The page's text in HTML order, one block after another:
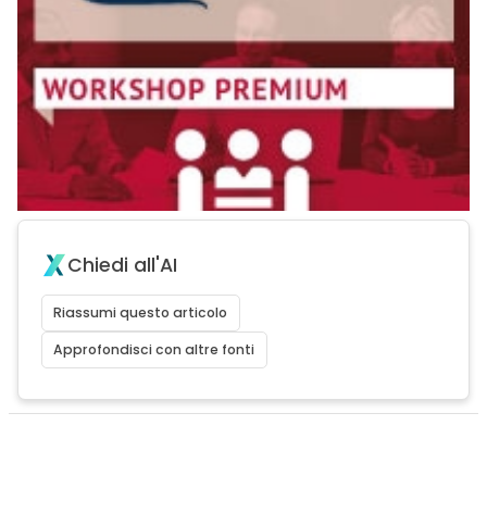
Chiedi all'AI
Riassumi questo articolo
Approfondisci con altre fonti